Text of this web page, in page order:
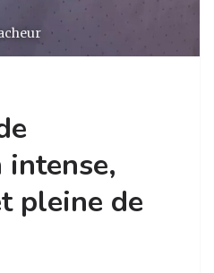
pleine de